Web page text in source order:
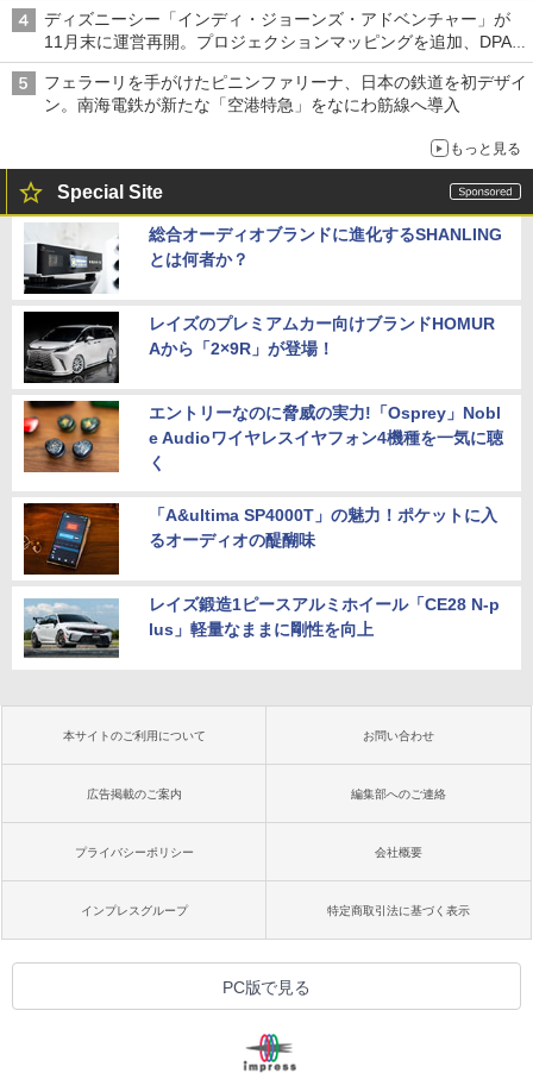
ディズニーシー「インディ・ジョーンズ・アドベンチャー」が
11月末に運営再開。プロジェクションマッピングを追加、DPA
は1500円
フェラーリを手がけたピニンファリーナ、日本の鉄道を初デザイ
ン。南海電鉄が新たな「空港特急」をなにわ筋線へ導入
もっと見る
Special Site
総合オーディオブランドに進化するSHANLING
とは何者か？
レイズのプレミアムカー向けブランドHOMUR
Aから「2×9R」が登場！
エントリーなのに脅威の実力!「Osprey」Nobl
e Audioワイヤレスイヤフォン4機種を一気に聴
く
「A&ultima SP4000T」の魅力！ポケットに入
るオーディオの醍醐味
レイズ鍛造1ピースアルミホイール「CE28 N-p
lus」軽量なままに剛性を向上
本サイトのご利用について お問い合わせ
広告掲載のご案内 編集部へのご連絡
プライバシーポリシー 会社概要
インプレスグループ 特定商取引法に基づく表示
PC版で見る